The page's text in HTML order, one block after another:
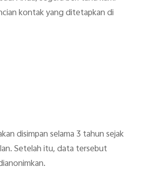
kontak yang ditetapkan di
disimpan selama 3 tahun sejak
Setelah itu, data tersebut